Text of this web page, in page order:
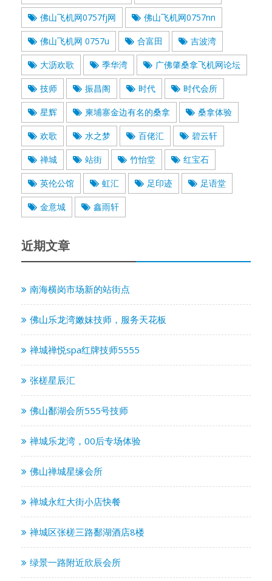
佛山飞机网0757fj网 佛山飞机网0757nn
佛山飞机网 0757u 合富田 吉波湾
大沥欢歌 季华湾 广佛肇桑拿飞机网论坛
技师 振昌阁 时代 时代会所
星辉 柬埔寨金边有名的桑拿 桑拿体验
欢歌 水之梦 百佬汇 碧云轩
禅城 站街 竹怡堂 红宝石
英伦公馆 虹汇 足印迹 足语堂
金意城 鑫雨轩
近期文章
南海横岗市场新的站街点
佛山乐龙湾嫩妹技师，服务天花板
禅城禅悦spa红牌技师5555
张槎星辰汇
佛山鄱湖会所555号技师
禅城乐龙湾，00后专场体验
佛山禅城星缘会所
禅城永红大街小店快餐
禅城区张槎三路鄱湖酒店8楼
绿景一路附近欣辰会所